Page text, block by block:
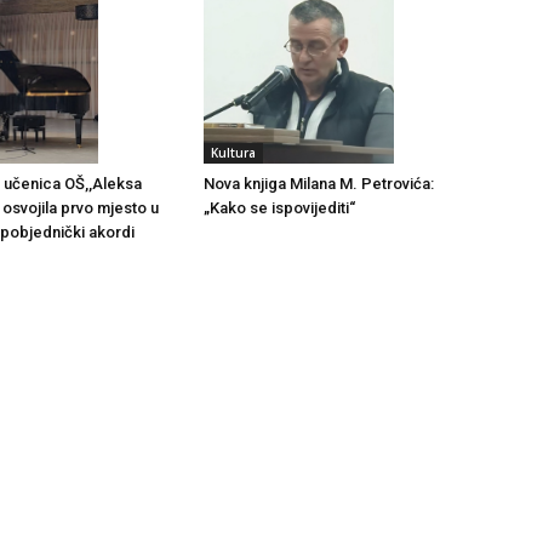
učenica OŠ,,Aleksa
osvojila prvo mjesto u
akordi
Kultura
Nova knjiga Milana M. Petrovića:
„Kako se ispovijediti“